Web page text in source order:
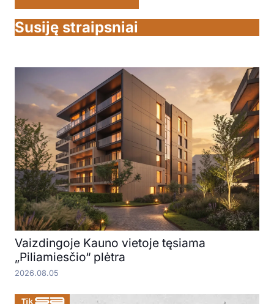
Susiję straipsniai
Vaizdingoje Kauno vietoje tęsiama
„Piliamiesčio“ plėtra
2026.08.05